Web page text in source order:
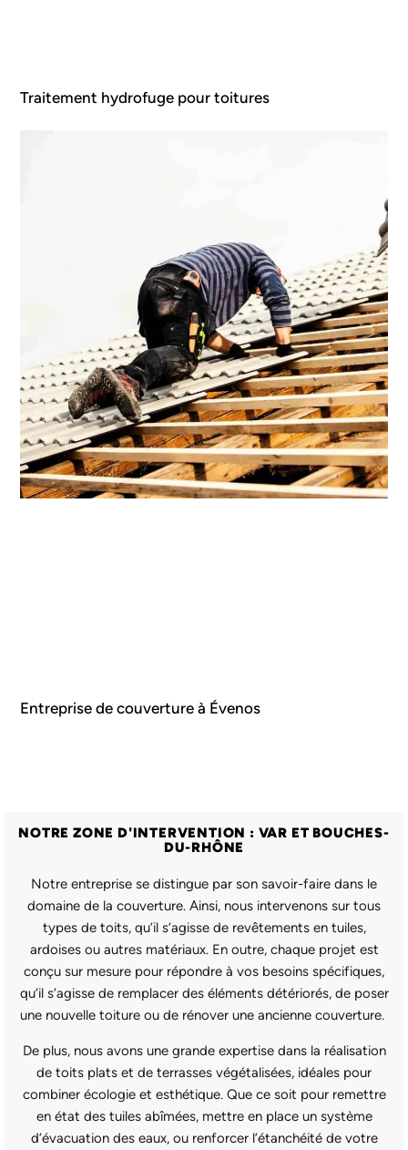
Traitement hydrofuge pour toitures
Entreprise de couverture à Évenos
NOTRE ZONE D'INTERVENTION : VAR ET BOUCHES-
DU-RHÔNE
Notre entreprise se distingue par son savoir-faire dans le
domaine de la couverture. Ainsi, nous intervenons sur tous
types de toits, qu’il s’agisse de revêtements en tuiles,
ardoises ou autres matériaux. En outre, chaque projet est
conçu sur mesure pour répondre à vos besoins spécifiques,
qu’il s’agisse de remplacer des éléments détériorés, de poser
une nouvelle toiture ou de rénover une ancienne couverture.
De plus, nous avons une grande expertise dans la réalisation
de toits plats et de terrasses végétalisées, idéales pour
combiner écologie et esthétique. Que ce soit pour remettre
en état des tuiles abîmées, mettre en place un système
d’évacuation des eaux, ou renforcer l’étanchéité de votre